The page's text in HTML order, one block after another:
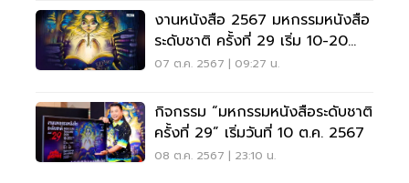
งานหนังสือ 2567 มหกรรมหนังสือ
ระดับชาติ ครั้งที่ 29 เริ่ม 10-20
ต.ค.67
07 ต.ค. 2567 | 09:27 น.
กิจกรรม “มหกรรมหนังสือระดับชาติ
ครั้งที่ 29” เริ่มวันที่ 10 ต.ค. 2567
08 ต.ค. 2567 | 23:10 น.